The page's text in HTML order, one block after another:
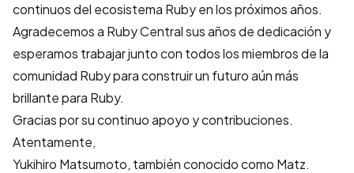
continuos del ecosistema Ruby en los próximos años.
Agradecemos a Ruby Central sus años de dedicación y
esperamos trabajar junto con todos los miembros de la
comunidad Ruby para construir un futuro aún más
brillante para Ruby.
Gracias por su continuo apoyo y contribuciones.
Atentamente,
Yukihiro Matsumoto, también conocido como Matz.